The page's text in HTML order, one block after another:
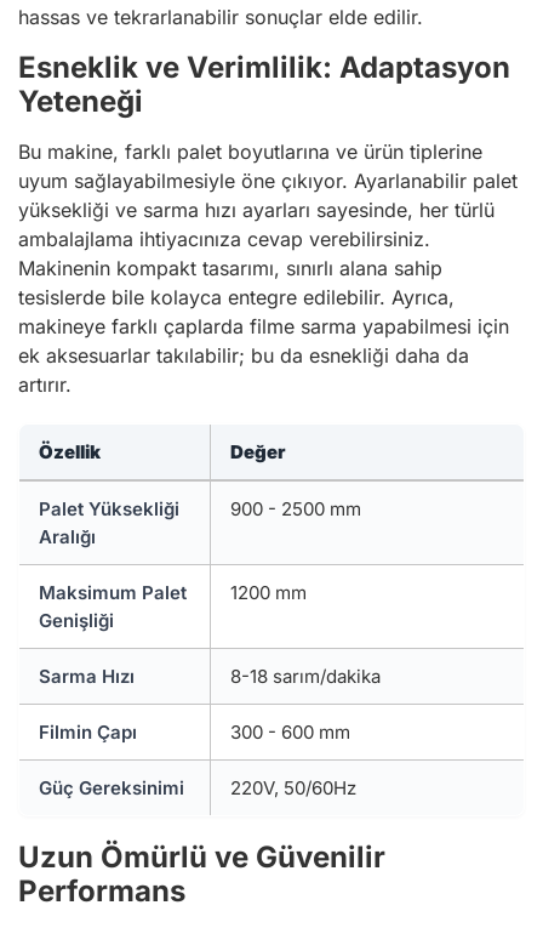
hassas ve tekrarlanabilir sonuçlar elde edilir.
Esneklik ve Verimlilik: Adaptasyon
Yeteneği
Bu makine, farklı palet boyutlarına ve ürün tiplerine
uyum sağlayabilmesiyle öne çıkıyor. Ayarlanabilir palet
yüksekliği ve sarma hızı ayarları sayesinde, her türlü
ambalajlama ihtiyacınıza cevap verebilirsiniz.
Makinenin kompakt tasarımı, sınırlı alana sahip
tesislerde bile kolayca entegre edilebilir. Ayrıca,
makineye farklı çaplarda filme sarma yapabilmesi için
ek aksesuarlar takılabilir; bu da esnekliği daha da
artırır.
Özellik Değer
Palet Yüksekliği
Aralığı
900 - 2500 mm
Maksimum Palet
Genişliği
1200 mm
Sarma Hızı 8-18 sarım/dakika
Filmin Çapı 300 - 600 mm
Güç Gereksinimi 220V, 50/60Hz
Uzun Ömürlü ve Güvenilir
Performans